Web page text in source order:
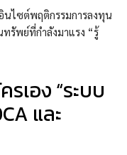
นไซต์พฤติกรรมการลงทุน
รัพย์ที่กำลังมาแรง “รู้
เอง “ระบบ
และ